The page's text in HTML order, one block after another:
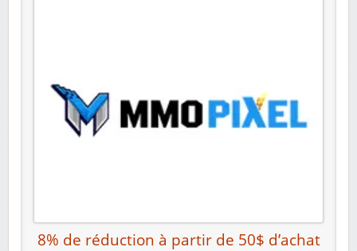
8% de réduction à partir de 50$ d’achat